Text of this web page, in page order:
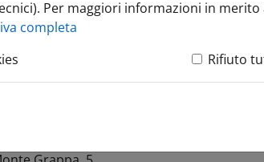
di primo orientamento all'avvio di
Per maggiori informazioni in
completa
Rifiuto